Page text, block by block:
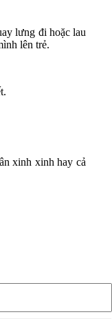
lưng đi hoặc lau
lên trẻ.
xinh xinh hay cả